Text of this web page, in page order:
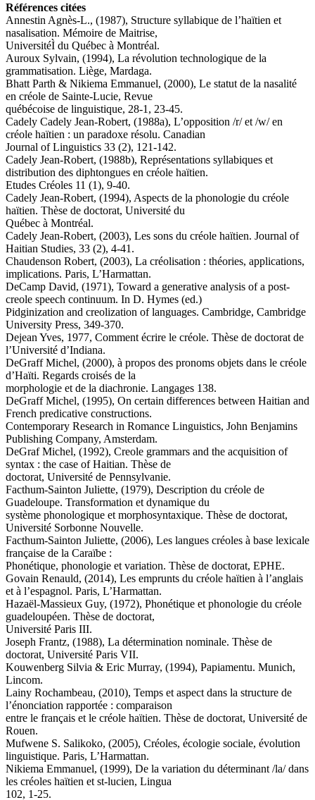
Références citées
Annestin Agnès-L., (1987), Structure syllabique de l’haïtien et
nasalisation. Mémoire de Maitrise,
UniversitéÌ du Québec à Montréal.
Auroux Sylvain, (1994), La révolution technologique de la
grammatisation. Liège, Mardaga.
Bhatt Parth & Nikiema Emmanuel, (2000), Le statut de la nasalité
en créole de Sainte-Lucie, Revue
québécoise de linguistique, 28-1, 23-45.
Cadely Cadely Jean-Robert, (1988a), L’opposition /r/ et /w/ en
créole haïtien : un paradoxe résolu. Canadian
Journal of Linguistics 33 (2), 121-142.
Cadely Jean-Robert, (1988b), Représentations syllabiques et
distribution des diphtongues en créole haïtien.
Etudes Créoles 11 (1), 9-40.
Cadely Jean-Robert, (1994), Aspects de la phonologie du créole
haïtien. Thèse de doctorat, Université du
Québec à Montréal.
Cadely Jean-Robert, (2003), Les sons du créole haïtien. Journal of
Haitian Studies, 33 (2), 4-41.
Chaudenson Robert, (2003), La créolisation : théories, applications,
implications. Paris, L’Harmattan.
DeCamp David, (1971), Toward a generative analysis of a post-
creole speech continuum. In D. Hymes (ed.)
Pidginization and creolization of languages. Cambridge, Cambridge
University Press, 349-370.
Dejean Yves, 1977, Comment écrire le créole. Thèse de doctorat de
l’Université d’Indiana.
DeGraff Michel, (2000), à propos des pronoms objets dans le créole
d’Haïti. Regards croisés de la
morphologie et de la diachronie. Langages 138.
DeGraff Michel, (1995), On certain differences between Haitian and
French predicative constructions.
Contemporary Research in Romance Linguistics, John Benjamins
Publishing Company, Amsterdam.
DeGraf Michel, (1992), Creole grammars and the acquisition of
syntax : the case of Haitian. Thèse de
doctorat, Université de Pennsylvanie.
Facthum-Sainton Juliette, (1979), Description du créole de
Guadeloupe. Transformation et dynamique du
système phonologique et morphosyntaxique. Thèse de doctorat,
Université Sorbonne Nouvelle.
Facthum-Sainton Juliette, (2006), Les langues créoles à base lexicale
française de la Caraïbe :
Phonétique, phonologie et variation. Thèse de doctorat, EPHE.
Govain Renauld, (2014), Les emprunts du créole haïtien à l’anglais
et à l’espagnol. Paris, L’Harmattan.
Hazaël-Massieux Guy, (1972), Phonétique et phonologie du créole
guadeloupéen. Thèse de doctorat,
Université Paris III.
Joseph Frantz, (1988), La détermination nominale. Thèse de
doctorat, Université Paris VII.
Kouwenberg Silvia & Eric Murray, (1994), Papiamentu. Munich,
Lincom.
Lainy Rochambeau, (2010), Temps et aspect dans la structure de
l’énonciation rapportée : comparaison
entre le français et le créole haïtien. Thèse de doctorat, Université de
Rouen.
Mufwene S. Salikoko, (2005), Créoles, écologie sociale, évolution
linguistique. Paris, L’Harmattan.
Nikiema Emmanuel, (1999), De la variation du déterminant /la/ dans
les créoles haïtien et st-lucien, Lingua
102, 1-25.